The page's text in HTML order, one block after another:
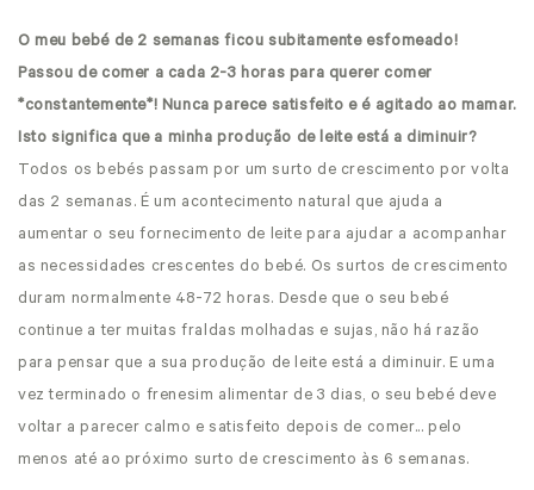
O meu bebé de 2 semanas ficou subitamente esfomeado!
Passou de comer a cada 2-3 horas para querer comer
*constantemente*! Nunca parece satisfeito e é agitado ao mamar.
Isto significa que a minha produção de leite está a diminuir?
Todos os bebés passam por um surto de crescimento por volta
das 2 semanas. É um acontecimento natural que ajuda a
aumentar o seu fornecimento de leite para ajudar a acompanhar
as necessidades crescentes do bebé. Os surtos de crescimento
duram normalmente 48-72 horas. Desde que o seu bebé
continue a ter muitas fraldas molhadas e sujas, não há razão
para pensar que a sua produção de leite está a diminuir. E uma
vez terminado o frenesim alimentar de 3 dias, o seu bebé deve
voltar a parecer calmo e satisfeito depois de comer... pelo
menos até ao próximo surto de crescimento às 6 semanas.